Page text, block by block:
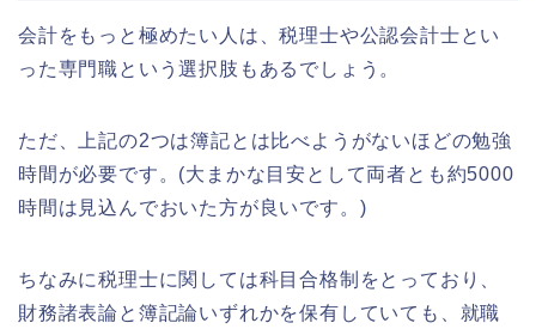
会計をもっと極めたい人は、税理士や公認会計士とい
った専門職という選択肢もあるでしょう。
ただ、上記の2つは簿記とは比べようがないほどの勉強
時間が必要です。(大まかな目安として両者とも約5000
時間は見込んでおいた方が良いです。)
ちなみに税理士に関しては科目合格制をとっており、
財務諸表論と簿記論いずれかを保有していても、就職